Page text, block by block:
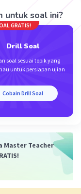
untuk soal ini?
GRATIS!
Drill Soal
soal sesuai topik yang
untuk persiapan ujian
Cobain Drill Soal
Master Teacher